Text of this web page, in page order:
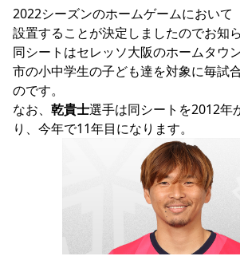
選手・スタッフ スケジュール メディア情報
アカデミー ハナサカプレーヤー 歴代所属選手
チケット情報 販売スケジュール 価格・席種
シーズンシート
法人シーズンシート 福祉サー
特定興行入場券 譲渡サービス リセールサービス
観戦ガイド
初めて観戦ガイド
観戦マナー&ルール ビジターサポーター観戦ガ
スタジアム
YANMAR HANASAKA STADIUM
アウェイツアー
セレッソ大阪について
クラブ紹介 沿革 シーズン記録 求人情報
サポートする
パートナー企業募集中 セレッソ大阪VISAカード
セレッソアイデアちょうだいな
応援商店街
SDGsのゴール
SPORT POSITIVE LEAGUES
ファンクラブ
ファンクラブ
SAKURA SOCIO SAKURA POINT Program
まいセレチケット 会員規定 婚姻届・出生届・命
ニュース
チケット イベント
スポーツクラブ
2022シーズンのホームゲームにおいて
設置することが決定しましたのでお知ら
同シートはセレッソ大阪のホームタウ
市の小中学生の子ども達を対象に毎試
のです。
なお、 乾貴士選手は同シートを2012年